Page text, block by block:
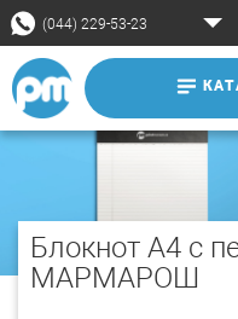
(044) 229-53-23
Блокнот А4 с
МАРМАРОШ